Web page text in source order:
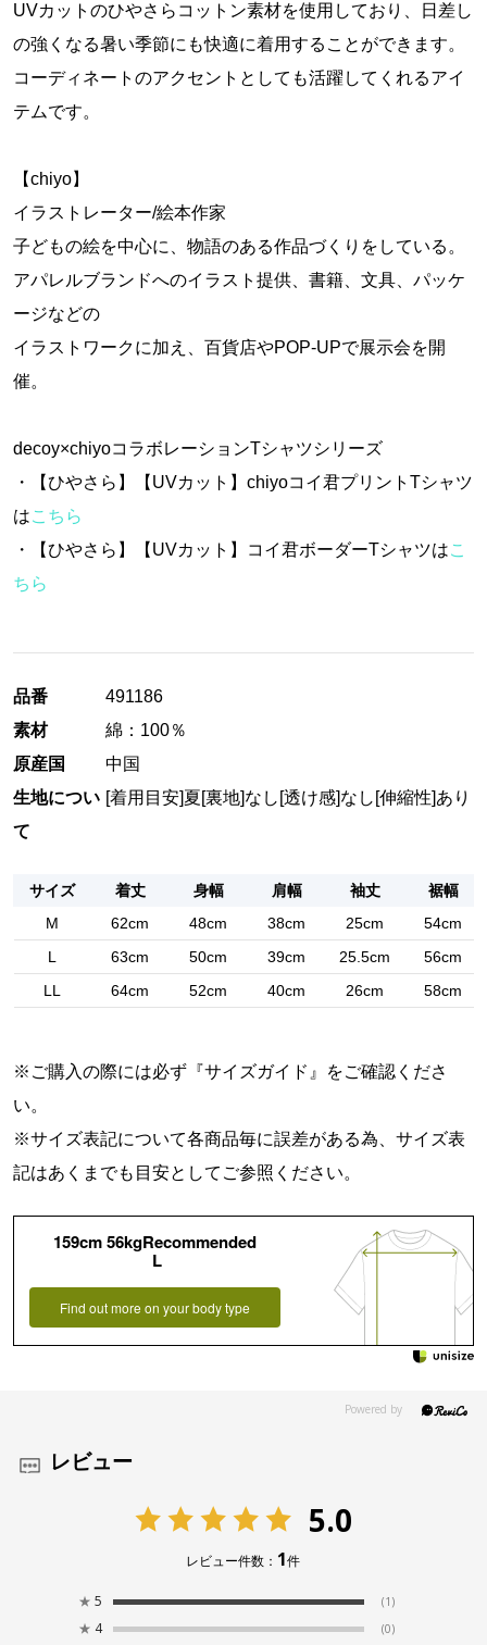
UVカットのひやさらコットン素材を使用しており、日差し
の強くなる暑い季節にも快適に着用することができます。
コーディネートのアクセントとしても活躍してくれるアイ
テムです。
【chiyo】
イラストレーター/絵本作家
子どもの絵を中心に、物語のある作品づくりをしている。
アパレルブランドへのイラスト提供、書籍、文具、パッケ
ージなどの
イラストワークに加え、百貨店やPOP-UPで展示会を開
催。
decoy×chiyoコラボレーションTシャツシリーズ
・【ひやさら】【UVカット】chiyoコイ君プリントTシャツ
はこちら
・【ひやさら】【UVカット】コイ君ボーダーTシャツはこ
ちら
品番
491186
素材
綿：100％
原産国
中国
生地につい
て
[着用目安]夏[裏地]なし [透け感]なし [伸縮性]あり
サイズ 着丈 身幅 肩幅 袖丈
裾幅
M
62cm 48cm 38cm 25cm
54cm
L
63cm 50cm 39cm 25.5cm
56cm
LL
64cm 52cm 40cm 26cm 58cm
※ご購入の際には必ず『サイズガイド 』をご確認くださ
い。
※サイズ表記について各商品毎に誤差がある為、サイズ表
記はあくまでも目安としてご参照ください。
159cm 56kgRecommended
L
Find out more on your body type
レビュー
5.0
レビュー件数： 1件
★ 5 (1)
★ 4 (0)